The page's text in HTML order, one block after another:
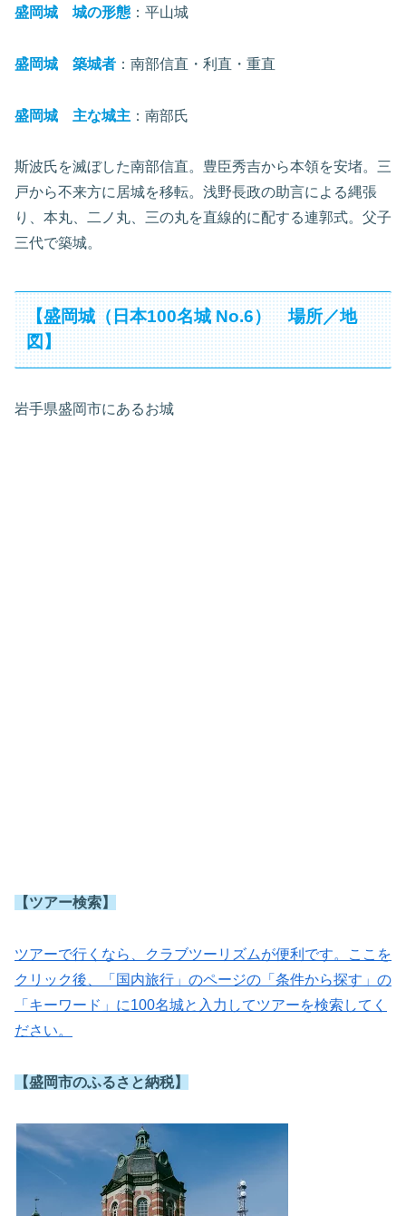
盛岡城 城の形態 ：平山城
盛岡城 築城者 ：南部信直・利直・重直
盛岡城 主な城主 ：南部氏
斯波氏を滅ぼした南部信直。豊臣秀吉から本領を安堵。三
戸から不来方に居城を移転。浅野長政の助言による縄張
り、本丸、二ノ丸、三の丸を直線的に配する連郭式。父子
三代で築城。
【盛岡城（日本100名城 No.6） 場所／地
図】
岩手県盛岡市にあるお城
【ツアー検索】
ツアーで行くなら、クラブツーリズムが便利です。ここを
クリック後、「国内旅行」のページの「条件から探す」の
「キーワード」に100名城と入力してツアーを検索してく
ださい。
【盛岡市のふるさと納税】